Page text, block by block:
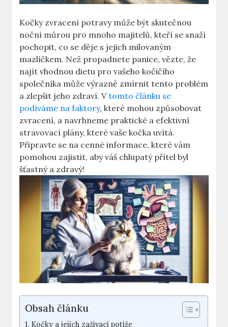
Kočky zvracení potravy může být skutečnou
noční můrou pro mnoho majitelů, kteří se snaží
pochopit, co se děje s jejich milovaným
mazlíčkem. Než propadnete panice, vězte, že
najít vhodnou dietu pro vašeho kočičího
společníka může výrazně zmírnit tento problém
a zlepšit jeho zdraví. Vtomto článku se
podíváme na faktory, které mohou způsobovat
zvracení, a navrhneme praktické a efektivní
stravovací plány, které vaše kočka uvítá.
Připravte se na cenné informace, které vám
pomohou zajistit, aby váš chlupatý přítel byl
šťastný a zdravý!
Obsah článku
Kočky a jejich zažívací potíže